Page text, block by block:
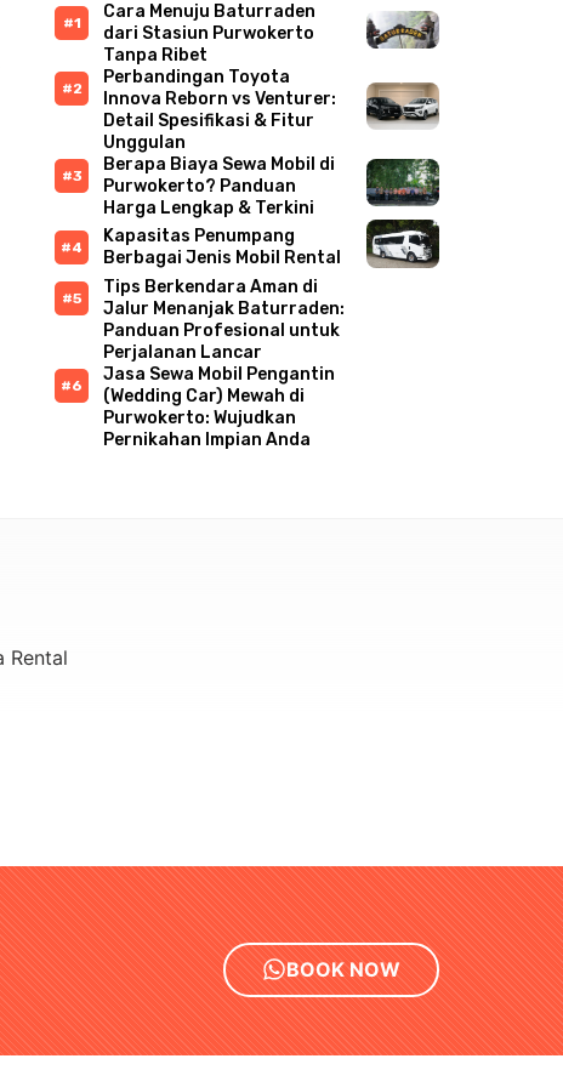
Cara Menuju Baturraden
dari Stasiun Purwokerto
Tanpa Ribet
Perbandingan Toyota
Innova Reborn vs Venturer:
Detail Spesifikasi & Fitur
Unggulan
Berapa Biaya Sewa Mobil di
Purwokerto? Panduan
Harga Lengkap & Terkini
Kapasitas Penumpang
Berbagai Jenis Mobil Rental
Tips Berkendara Aman di
Jalur Menanjak Baturraden:
Panduan Profesional untuk
Perjalanan Lancar
Jasa Sewa Mobil Pengantin
(Wedding Car) Mewah di
Purwokerto: Wujudkan
Pernikahan Impian Anda
Rental
BOOK NOW